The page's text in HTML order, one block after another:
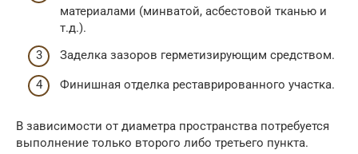
материалами (минватой, асбестовой тканью и
т.д.).
Заделка зазоров герметизирующим средством.
Финишная отделка реставрированного участка.
В зависимости от диаметра пространства потребуется
выполнение только второго либо третьего пункта.